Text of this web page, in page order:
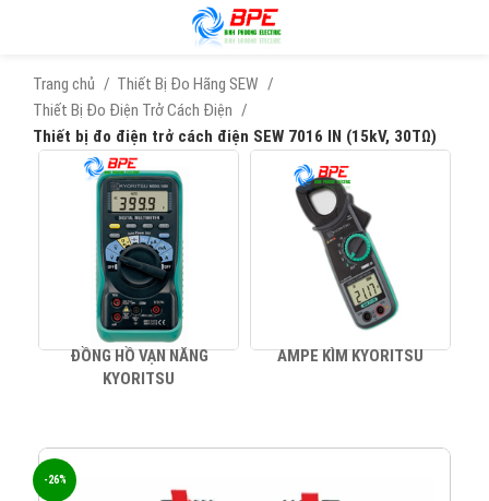
Trang chủ
Thiết Bị Đo Hãng SEW
Thiết Bị Đo Điện Trở Cách Điện
Thiết bị đo điện trở cách điện SEW 7016 IN (15kV, 30TΩ)
ĐỒNG HỒ VẠN NĂNG
KYORITSU
AMPE KÌM KYORITSU
-26%